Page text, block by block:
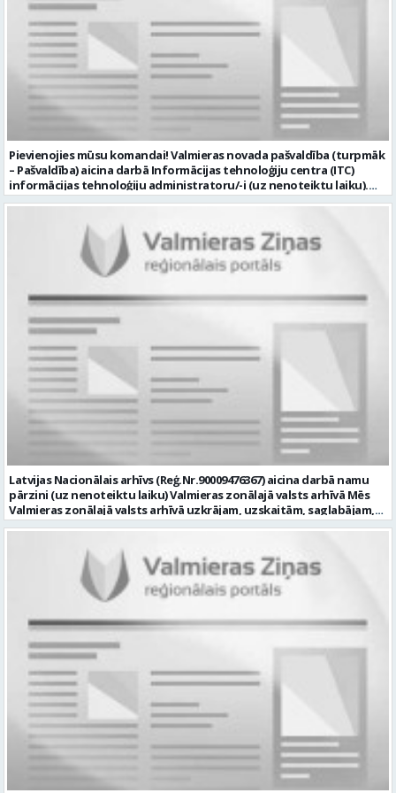
Pievienojies mūsu komandai! Valmieras novada pašvaldība (turpmāk
– Pašvaldība) aicina darbā Informācijas tehnoloģiju centra (ITC)
informācijas tehnoloģiju administratoru/-i (uz nenoteiktu laiku).
Darba vieta: Rūjienas un Naukšēnu apvienību teritorijās Ja Tev ir
(turpmāk – IKT) saistīto problēmu pieteikumu pārvaldību un
operatīvu risināšanu; nodrošināt datortehnikas lietotāju atbalstu
un ar to saistīto problēmsituāciju risināšanu; uzstādīt, konfigurēt,
diagnosticēt un modernizēt Pašvaldības iestāžu datortehniku,
datortīklus un programmatūru, novērst kļūmes to darbībā;
kontrolēt ārējo pakalpojumu sniedzēju darbu izpildi Pašvaldības
iestādēs infrastruktūras uzturēšanā; sagatavot priekšlikumus par
IKT nomaiņu un efektīvāku izmantošanu; un ja Tev ir: vismaz vidējā
profesionālā izglītība informācijas tehnoloģiju jomā; darba
pieredze (ar informācijas tehnoloģijām saistītā jomā); izpratne par
datortehnikas un biroja tehnikas uzbūvi un problēmu risināšanas
secību; izpratne par datortīkla uzbūvi, tīkla iekārtu darbības
principiem; valsts valodas prasmes atbilstoši Valsts valodas likuma
prasībām; kompetences: ļoti labas organizatoriskās un saskarsmes
spējas, argumentācijas prasme; prasme patstāvīgi pieņemt
lēmumus; analītiskās spējas; augsta atbildības sajūta; precizitāte;
spēja strādāt individuāli un komandā; pašiniciatīva un spēja meklēt
un piedāvāt jaunus risinājumus; mēs piedāvājam: dinamisku,
interesantu un atbildīgu darbu un ideju īstenošanas iespējas uz
attīstību vērstā Pašvaldībā; pamatalgu pārbaudes laikā 1258,- EUR
pirms nodokļu nomaksas, pēc pārbaudes laika 1310,- EUR pirms
nodokļu nomaksas; iespēju saņemt atvaļinājuma pabalstu darba un
dzīves līdzsvaram par labu darba sniegumu; darba devēja
līdzfinansētu veselības apdrošināšanu pēc pārbaudes laika beigām,
kā arī citas sociālās garantijas/labumus atbilstoši darba rezultātam
un normatīvajos aktos noteiktajam; profesionālās pilnveidošanās
un izaugsmes iespējas zinošu un atsaucīgu kolēģu komandā. CV,
motivācijas vēstuli (līdz vienai A4 lapai datorrakstā Arial fontā, ar
burtu lielumu “11”) un izglītības dokumenta kopiju, lūdzam iesniegt
elektroniski, nosūtot uz personals@valmierasnovads.lv vai
personīgi Pašvaldības Dokumentu pārvaldības un klientu
apkalpošanas centrā, adrese: Lāčplēša ielā 2, Valmierā, Valmieras
novadā ar norādi „Informācijas tehnoloģiju centra Informācijas
tehnoloģiju administratora/-es amatam” līdz 2026.gada
23.augustam. Tālrunis papildu informācijai: 64292237. Profesija:
INFORMĀCIJAS TEHNOLOĢIJU ADMINISTRATORS Darba vietas adrese:
LATVIJA, Raiņa iela 3, Rūjiena, Valmieras nov. Darbības joma:
Informācijas tehnoloģijas / Telekomunikācijas Pieteikto vietu skaits:
Latvijas Nacionālais arhīvs (Reģ.Nr.90009476367) aicina darbā namu
pārzini (uz nenoteiktu laiku) Valmieras zonālajā valsts arhīvā Mēs
Valmieras zonālajā valsts arhīvā uzkrājam, uzskaitām, saglabājam,
darām pieejamu un popularizējam nacionālo dokumentāro
Valkas, Smiltenes un Limbažu novadi. Aicinām savai komandai
pievienoties čaklu, rūpīgu un atbildīgu kolēģi namu pārziņa amatā,
kurš rūpētos par mūsu darba vietu Valmierā, Cempu ielā 13. Piesakies
un pievienojies mūsu kolektīvam! Mums ir svarīgi, lai Tev ir: • vismaz
vidējā vai vidējā profesionālā izglītība; • profesionāla pieredze
saimniecisko darbu veikšanā, vēlams ēku vai namu
apsaimniekošanas jomā; • labas iemaņas darbā ar datoru (MS Office,
tīmekļa pārlūkprogrammās, e pasts); • valsts valodas prasmes
vismaz B2 līmenī; • prasme plānot un organizēt savu darbu,
patstāvīgi risināt ar darba pienākumiem saistītus jautājumus, kā arī
augsta atbildības izjūta un labas sadarbības prasmes; • B
kategorijas autovadītāja apliecība, iespēja darba vajadzībām
izmantot personīgo automašīnu; • par priekšrocību uzskatīsim
apgūtas ugunsdrošības apmācības vismaz 20 stundu apjomā. Mēs
Tev uzticēsim: • nodrošināt arhīva ēkas apsaimniekošanu; •
organizēt un veikt ēkas tehniskā stāvokļa, inženiertehnisko